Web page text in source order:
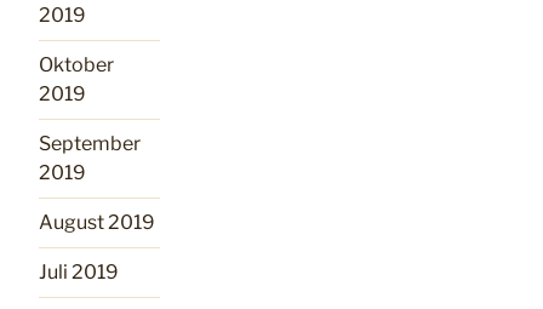
2019
Oktober
2019
September
2019
August 2019
Juli 2019